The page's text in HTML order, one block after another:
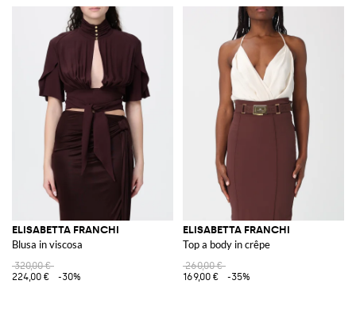
ELISABETTA FRANCHI
Blusa in viscosa
320,00 €
224,00 €
-30%
ELISABETTA FRANCHI
Top a body in crêpe
260,00 €
169,00 €
-35%